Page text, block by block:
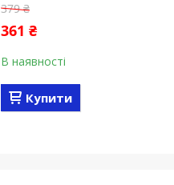
379 ₴
361 ₴
В наявності
Купити